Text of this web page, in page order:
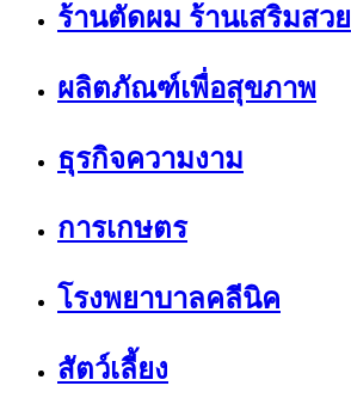
ร้านตัดผม ร้านเสริมสวย
ผลิตภัณฑ์เพื่อสุขภาพ
ธุรกิจความงาม
การเกษตร
โรงพยาบาลคลีนิค
สัตว์เลี้ยง